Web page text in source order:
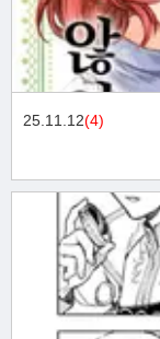
25.11.12(4)